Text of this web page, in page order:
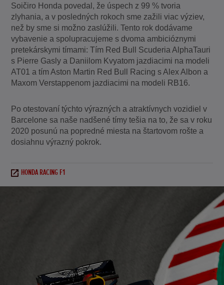
Soičiro Honda povedal, že úspech z 99 % tvoria
zlyhania, a v posledných rokoch sme zažili viac výziev,
než by sme si možno zaslúžili. Tento rok dodávame
vybavenie a spolupracujeme s dvoma ambicióznymi
pretekárskymi tímami: Tím Red Bull Scuderia AlphaTauri
s Pierre Gasly a Daniilom Kvyatom jazdiacimi na modeli
AT01 a tím Aston Martin Red Bull Racing s Alex Albon a
Maxom Verstappenom jazdiacimi na modeli RB16.
Po otestovaní týchto výrazných a atraktívnych vozidiel v
Barcelone sa naše nadšené tímy tešia na to, že sa v roku
2020 posunú na popredné miesta na štartovom rošte a
dosiahnu výrazný pokrok.
HONDA RACING F1